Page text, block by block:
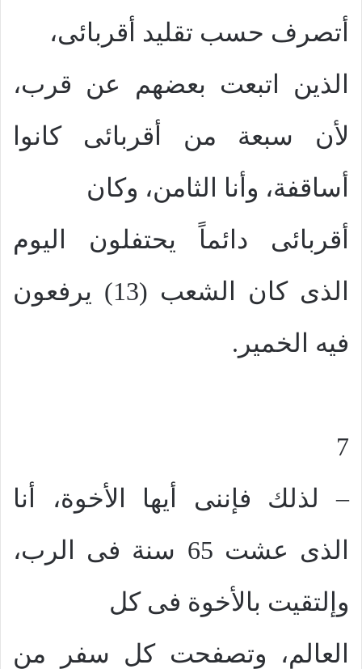
أتصرف حسب تقليد أقربائى،
الذين اتبعت بعضهم عن قرب،
لأن سبعة من أقربائى كانوا
أساقفة، وأنا الثامن، وكان
أقربائى دائماً يحتفلون اليوم
الذى كان الشعب (13) يرفعون
فيه الخمير.
7
– لذلك فإننى أيها الأخوة، أنا
الذى عشت 65 سنة فى الرب،
وإلتقيت بالأخوة فى كل
العالم، وتصفحت كل سفر من